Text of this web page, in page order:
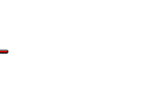
Поиск